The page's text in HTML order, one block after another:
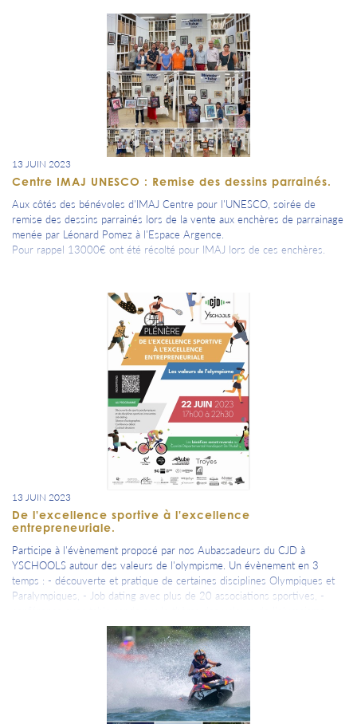
13 JUIN 2023
Centre IMAJ UNESCO : Remise des dessins parrainés.
Aux côtés des bénévoles d'IMAJ Centre pour l'UNESCO, soirée de
remise des dessins parrainés lors de la vente aux enchères de parrainage
menée par Léonard Pomez à l'Espace Argence.
Pour rappel 13000€ ont été récolté pour IMAJ lors de ces enchères.
13 JUIN 2023
De l'excellence sportive à l'excellence
entrepreneuriale.
Participe à l'évènement proposé par nos Aubassadeurs du CJD à
YSCHOOLS autour des valeurs de l'olympisme. Un évènement en 3
temps : - découverte et pratique de certaines disciplines Olympiques et
Paralympiques, - Job dating avec plus de 20 associations sportives, -
cocktail dinatoire * Il est à noter (et nous les en remercions sincèrement)
que le CJD Aube invite gratuitement toutes les Pépites Sport
Aubassadeurs, certaines participent même à l'évènement ou à la
conférence. => Inscriptions : https://www.aubassadeurs.fr/programme-
351/de-l-excellence-sportive-a-l-excellence-entrepreneuriale